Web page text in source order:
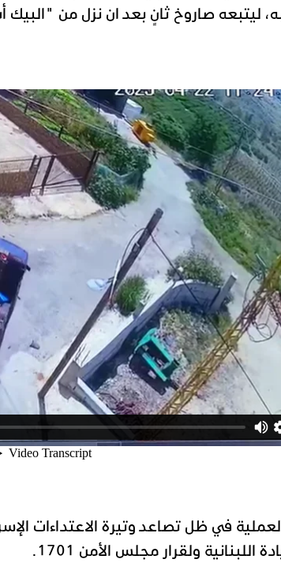
ليتبعه صاروخ ثانٍ بعد ان نزل من
في ظل تصاعد وتيرة الاعتداءات
اللبنانية ولقرار مجلس الأمن 1701.